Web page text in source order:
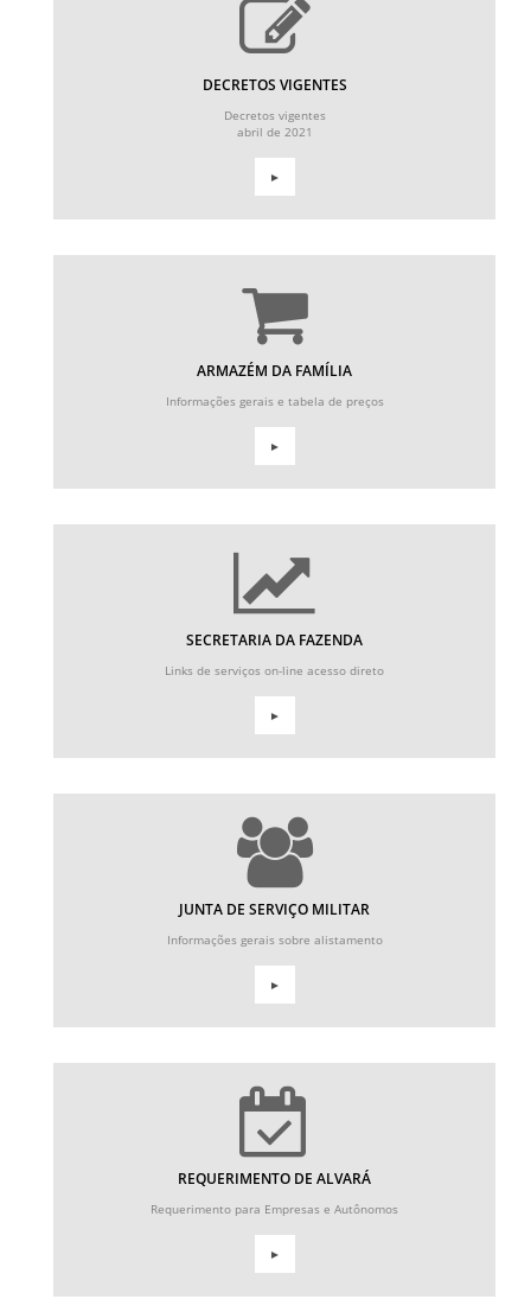
DECRETOS VIGENTES
Decretos vigentes
abril de 2021
►
ARMAZÉM DA FAMÍLIA
Informações gerais e tabela de preços
►
SECRETARIA DA FAZENDA
Links de serviços on-line acesso direto
►
JUNTA DE SERVIÇO MILITAR
Informações gerais sobre alistamento
►
REQUERIMENTO DE ALVARÁ
Requerimento para Empresas e Autônomos
►